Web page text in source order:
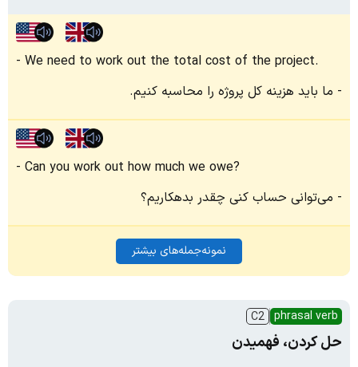
We need to work out the total cost of the project.
ما باید هزینه کل پروژه را محاسبه کنیم.
Can you work out how much we owe?
می‌توانی حساب کنی چقدر بدهکاریم؟
نمونه‌جمله‌های بیشتر
phrasal verb
C2
حل کردن، فهمیدن